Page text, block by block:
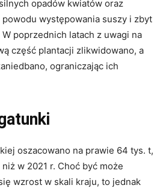
opadów kwiatów oraz
występowania suszy i zbyt
poprzednich latach z uwagi na
część plantacji zlikwidowano, a
ograniczając ich
oszacowano na prawie 64 tys. t,
w 2021 r. Choć być może
wzrost w skali kraju, to jednak